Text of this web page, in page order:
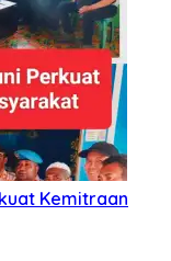
Kemitraan